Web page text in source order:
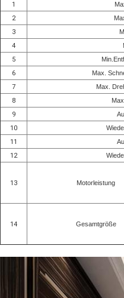
1
2
3
4
5
6 Max.
7 Max.
8
9
10
11
12
13 Motorleistung
14 Gesamtgröße